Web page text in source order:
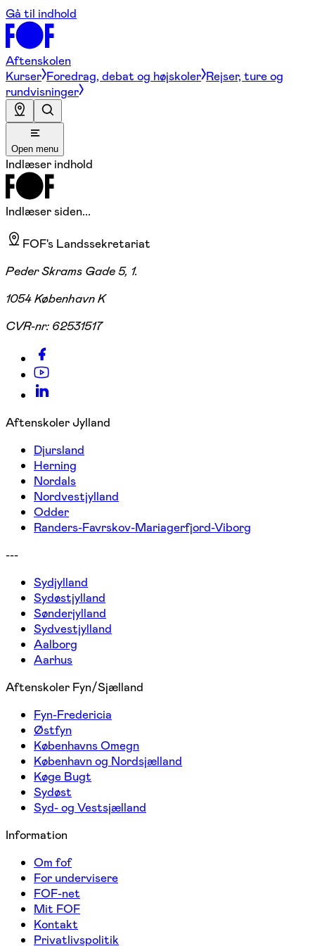
Gå til indhold
Aftenskolen
Kurser Foredrag, debat og højskoler Rejser, ture og
rundvisninger
Open menu
Indlæser indhold
Indlæser siden...
FOF's Landssekretariat
Peder Skrams Gade 5, 1.
1054 København K
CVR-nr: 62531517
Aftenskoler Jylland
Djursland
Herning
Nordals
Nordvestjylland
Odder
Randers-Favrskov-Mariagerfjord-Viborg
---
Sydjylland
Sydøstjylland
Sønderjylland
Sydvestjylland
Aalborg
Aarhus
Aftenskoler Fyn/Sjælland
Fyn-Fredericia
Østfyn
Københavns Omegn
København og Nordsjælland
Køge Bugt
Sydøst
Syd- og Vestsjælland
Information
Om fof
For undervisere
FOF-net
Mit FOF
Kontakt
Privatlivspolitik